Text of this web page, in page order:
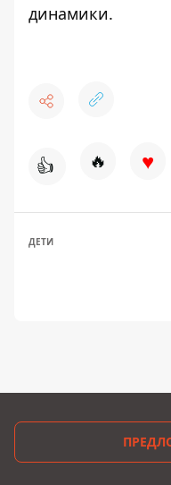
динамики.
👍 🔥 ♥
ДЕТИ